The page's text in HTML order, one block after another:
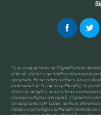
* Las evaluaciones de CogniFit están
el fin de ofrecer a un médico información
apropiada. En un entorno clínico, los
profesional de la salud cualificado), se
debe ser dirigido a una posterior evaluación
neuropsicológico completo). CogniFit no
Un diagnóstico de TDAH, dislexia,
médico o psicólogo cualificado teniendo en